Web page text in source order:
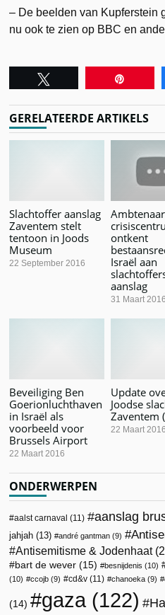
– De beelden van Kupferstein
nu ook te zien op BBC en
GERELATEERDE ARTIKELS
Slachtoffer aanslag
Zaventem stelt
tentoon in Joods
Museum
22 September 2016
Ambtenaar
ontkent
Israël aan
aanslag
31 Maart 2016
Beveiliging Ben
Goerionluchthaven
in Israël als
voorbeeld voor
Brussels Airport
22 Maart 2016
Update
Joodse
Zaventem
22 Maart 2016
ONDERWERPEN
aalst carnaval (11) aanslag
jahjah (13) andré gantman (9)
Antisemitisme & Jodenhaat
bart de wever (15) besnijdenis (10)
(10)
ccojb (9) cd&v (11) chanoeka (9)
(14) gaza(122)